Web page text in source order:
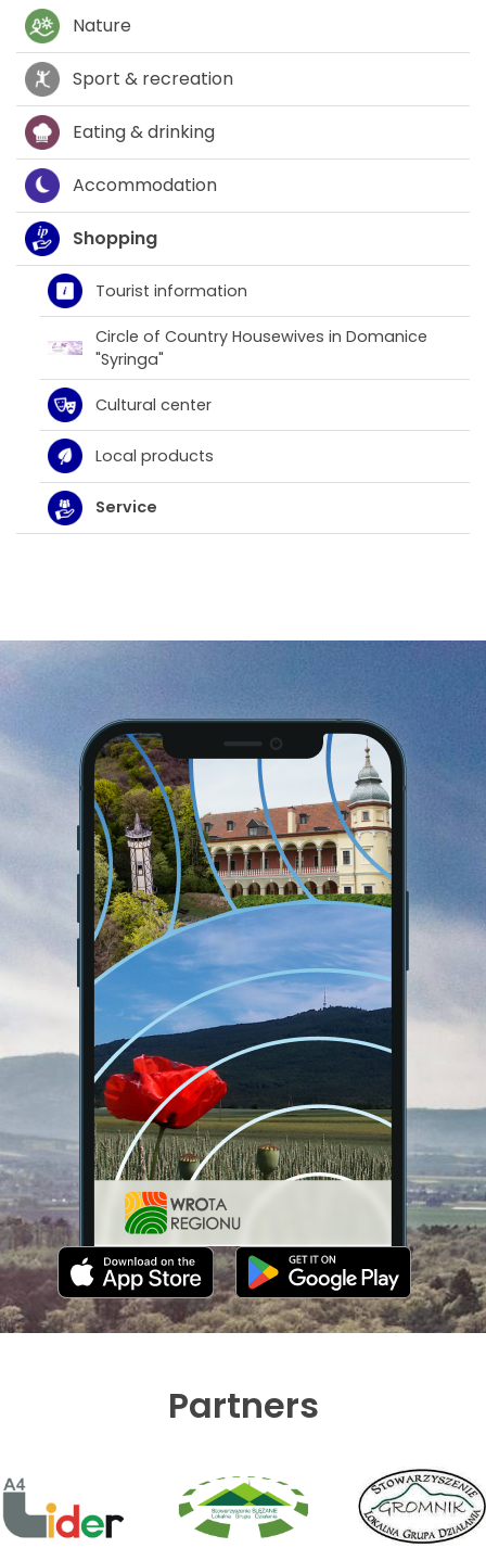
Nature
Sport & recreation
Eating & drinking
Accommodation
Shopping
Tourist information
Circle of Country Housewives in Domanice
"Syringa"
Cultural center
Local products
Service
Partners